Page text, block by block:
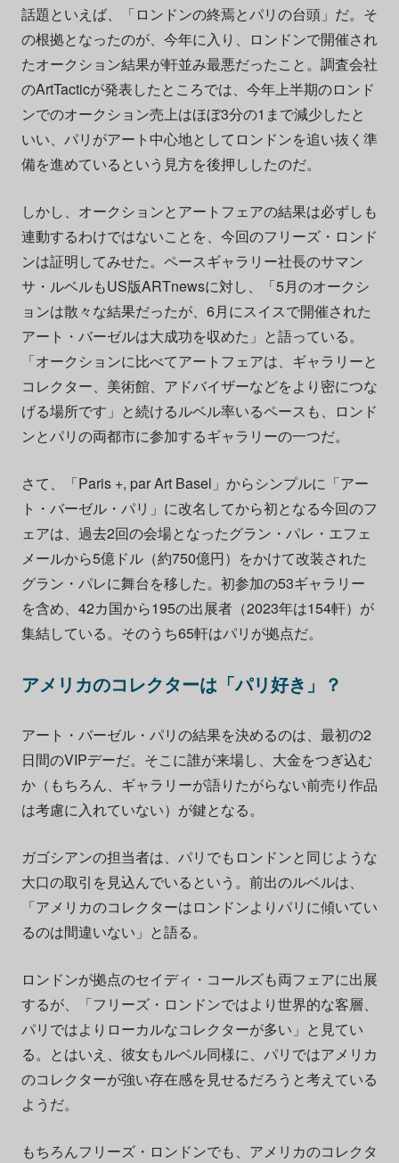
話題といえば、「ロンドンの終焉とパリの台頭」だ。そ
の根拠となったのが、今年に入り、ロンドンで開催され
たオークション結果が軒並み最悪だったこと。調査会社
のArtTacticが発表したところでは、今年上半期のロンド
ンでのオークション売上はほぼ3分の1まで減少したと
いい、パリがアート中心地としてロンドンを追い抜く準
備を進めているという見方を後押ししたのだ。
しかし、オークションとアートフェアの結果は必ずしも
連動するわけではないことを、今回のフリーズ・ロンド
ンは証明してみせた。ペースギャラリー社長のサマン
サ・ルベルもUS版ARTnewsに対し、「5月のオークシ
ョンは散々な結果だったが、6月にスイスで開催された
アート・バーゼルは大成功を収めた」と語っている。
「オークションに比べてアートフェアは、ギャラリーと
コレクター、美術館、アドバイザーなどをより密につな
げる場所です」と続けるルベル率いるペースも、ロンド
ンとパリの両都市に参加するギャラリーの一つだ。
さて、「Paris +, par Art Basel」からシンプルに「アー
ト・バーゼル・パリ」に改名してから初となる今回のフ
ェアは、過去2回の会場となったグラン・パレ・エフェ
メールから5億ドル（約750億円）をかけて改装された
グラン・パレに舞台を移した。初参加の53ギャラリー
を含め、42カ国から195の出展者（2023年は154軒）が
集結している。そのうち65軒はパリが拠点だ。
アメリカのコレクターは「パリ好き」？
アート・バーゼル・パリの結果を決めるのは、最初の2
日間のVIPデーだ。そこに誰が来場し、大金をつぎ込む
か（もちろん、ギャラリーが語りたがらない前売り作品
は考慮に入れていない）が鍵となる。
ガゴシアンの担当者は、パリでもロンドンと同じような
大口の取引を見込んでいるという。前出のルベルは、
「アメリカのコレクターはロンドンよりパリに傾いてい
るのは間違いない」と語る。
ロンドンが拠点のセイディ・コールズも両フェアに出展
するが、「フリーズ・ロンドンではより世界的な客層、
パリではよりローカルなコレクターが多い」と見てい
る。とはいえ、彼女もルベル同様に、パリではアメリカ
のコレクターが強い存在感を見せるだろうと考えている
ようだ。
もちろんフリーズ・ロンドンでも、アメリカのコレクタ